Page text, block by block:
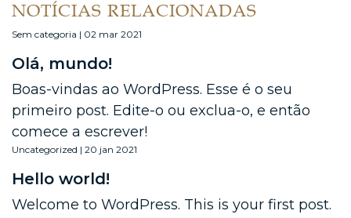
NOTÍCIAS RELACIONADAS
Sem categoria | 02 mar 2021
Olá, mundo!
Boas-vindas ao WordPress. Esse é o seu
primeiro post. Edite-o ou exclua-o, e então
comece a escrever!
Uncategorized | 20 jan 2021
Hello world!
Welcome to WordPress. This is your first post.